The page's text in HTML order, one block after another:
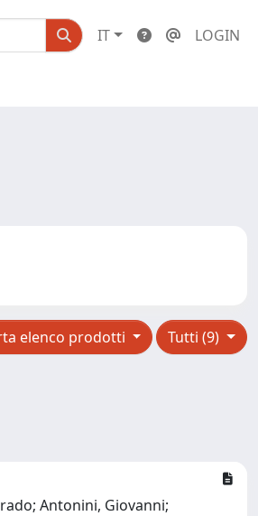
IT LOGIN
Tutti (9)
elenco prodotti
Antonini, Giovanni;